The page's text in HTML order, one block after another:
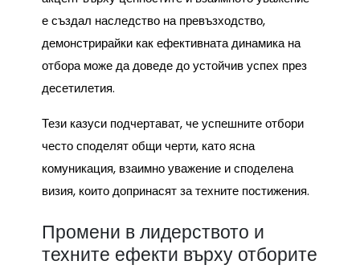
е създал наследство на превъзходство,
демонстрирайки как ефективната динамика на
отбора може да доведе до устойчив успех през
десетилетия.
Тези казуси подчертават, че успешните отбори
често споделят общи черти, като ясна
комуникация, взаимно уважение и споделена
визия, които допринасят за техните постижения.
Промени в лидерството и
техните ефекти върху отборите